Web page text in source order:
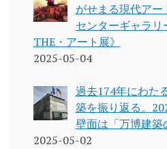
がせまる現代ア
センターギャラリ
THE・アート展》
2025-05-04
過去174年にわた
築を振り返る。
壁面は「万博建築
2025-05-02